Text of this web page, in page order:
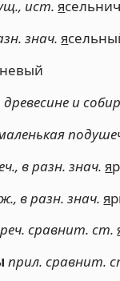
ист. я
знач. я
древесине и
в разн. знач. я
ж., в разн. знач. я
сравнит. ст.
прил. сравнит.